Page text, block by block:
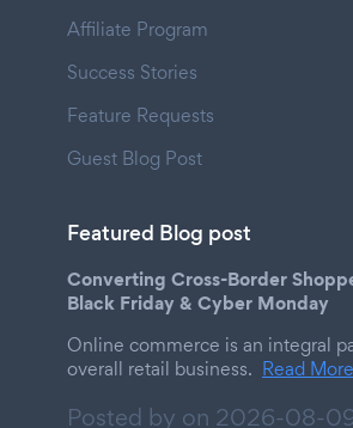
Affiliate Program
Success Stories
Feature Requests
Guest Blog Post
Featured Blog post
Converting Cross-Border
Black Friday & Cyber Monday
Online commerce is an integral
overall retail business. Read More
Posted by on 2026-08-